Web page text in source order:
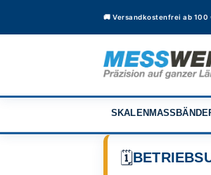
🚚 Versandkostenfrei ab 100
🗓️